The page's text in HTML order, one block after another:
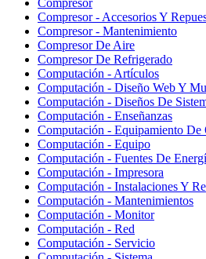
Compresor
Compresor - Accesorios Y
Compresor - Mantenimiento
Compresor De Aire
Compresor De Refrigerado
Computación - Artículos
Computación - Diseño Web Y
Computación - Diseños De
Computación - Enseñanzas
Computación - Equipamiento De
Computación - Equipo
Computación - Fuentes De
Computación - Impresora
Computación - Instalaciones Y
Computación - Mantenimientos
Computación - Monitor
Computación - Red
Computación - Servicio